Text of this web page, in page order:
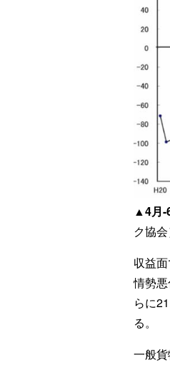
▲4月-
ク協会
収益
情勢
らに
る。
一般